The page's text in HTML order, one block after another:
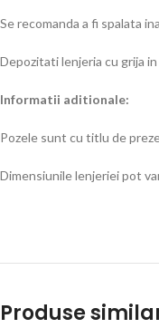
Se recomanda a fi spalata
Depozitati lenjeria cu grija
Informatii aditionale:
Pozele sunt cu titlu de
Dimensiunile lenjeriei pot
Produse